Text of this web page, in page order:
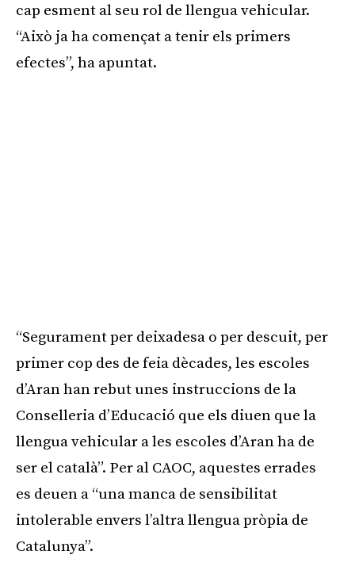
cap esment al seu rol de llengua vehicular.
“Això ja ha començat a tenir els primers
efectes”, ha apuntat.
“Segurament per deixadesa o per descuit, per
primer cop des de feia dècades, les escoles
d’Aran han rebut unes instruccions de la
Conselleria d’Educació que els diuen que la
llengua vehicular a les escoles d’Aran ha de
ser el català”. Per al CAOC, aquestes errades
es deuen a “una manca de sensibilitat
intolerable envers l’altra llengua pròpia de
Catalunya”.